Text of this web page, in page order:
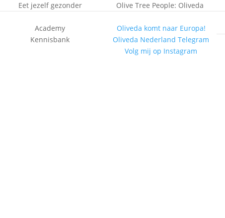
Eet jezelf gezonder
Academy
Kennisbank
Olive Tree People: Oliveda
Oliveda komt naar Europa!
Oliveda Nederland Telegram
Volg mij op Instagram